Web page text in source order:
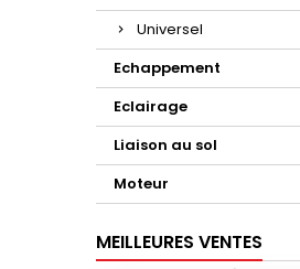
Universel
Echappement
Eclairage
Liaison au sol
Moteur
MEILLEURES VENTES